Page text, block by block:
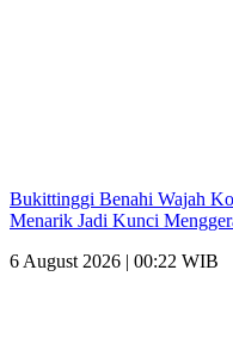
Bukittinggi Benahi Wajah
Menarik Jadi Kunci
6 August 2026 | 00:22 WIB